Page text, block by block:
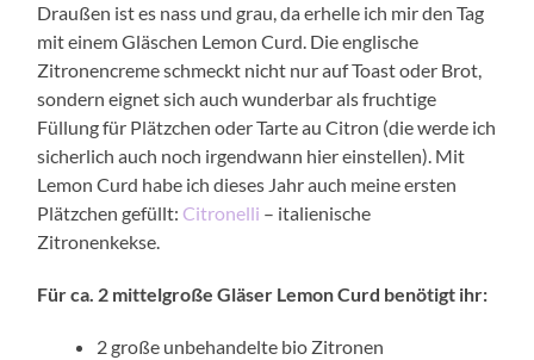
Draußen ist es nass und grau, da erhelle ich mir den Tag
mit einem Gläschen Lemon Curd. Die englische
Zitronencreme schmeckt nicht nur auf Toast oder Brot,
sondern eignet sich auch wunderbar als fruchtige
Füllung für Plätzchen oder Tarte au Citron (die werde ich
sicherlich auch noch irgendwann hier einstellen). Mit
Lemon Curd habe ich dieses Jahr auch meine ersten
Plätzchen gefüllt: Citronelli – italienische
Zitronenkekse.
Für ca. 2 mittelgroße Gläser Lemon Curd benötigt ihr:
2 große unbehandelte bio Zitronen